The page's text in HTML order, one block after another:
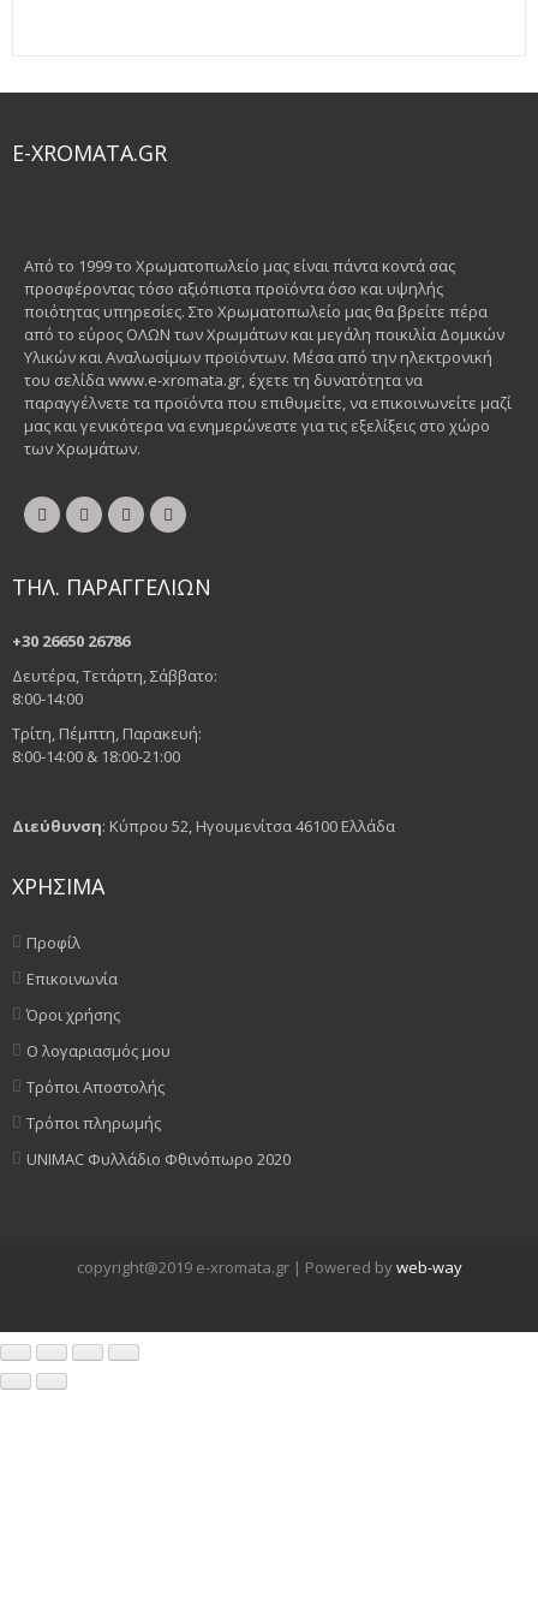
E-XROMATA.GR
Από το 1999 το Χρωματοπωλείο μας είναι πάντα κοντά σας
προσφέροντας τόσο αξιόπιστα προϊόντα όσο και υψηλής
ποιότητας υπηρεσίες. Στο Χρωματοπωλείο μας θα βρείτε πέρα
από το εύρος ΟΛΩΝ των Χρωμάτων και μεγάλη ποικιλία Δομικών
Υλικών και Αναλωσίμων προϊόντων. Μέσα από την ηλεκτρονική
του σελίδα www.e-xromata.gr, έχετε τη δυνατότητα να
παραγγέλνετε τα προϊόντα που επιθυμείτε, να επικοινωνείτε μαζί
μας και γενικότερα να ενημερώνεστε για τις εξελίξεις στο χώρο
των Χρωμάτων.
ΤΗΛ. ΠΑΡΑΓΓΕΛΙΩΝ
+30 26650 26786
Δευτέρα, Τετάρτη, Σάββατο:
8:00-14:00
Τρίτη, Πέμπτη, Παρακευή:
8:00-14:00 & 18:00-21:00
Διεύθυνση: Κύπρου 52, Ηγουμενίτσα 46100 Ελλάδα
ΧΡΗΣΙΜΑ
Προφίλ
Επικοινωνία
Όροι χρήσης
Ο λογαριασμός μου
Τρόποι Αποστολής
Τρόποι πληρωμής
UNIMAC Φυλλάδιο Φθινόπωρο 2020
copyright@2019 e-xromata.gr | Powered byweb-way